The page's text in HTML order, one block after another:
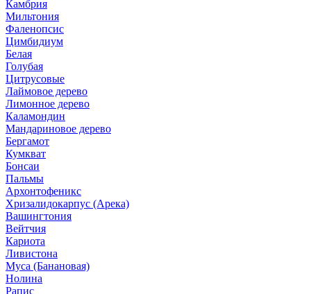
Камбрия
Мильтония
Фаленопсис
Цимбидиум
Белая
Голубая
Цитрусовые
Лаймовое дерево
Лимонное дерево
Каламондин
Мандариновое дерево
Бергамот
Кумкват
Бонсаи
Пальмы
Архонтофеникс
Хризалидокарпус (Арека)
Вашингтония
Вейтчия
Кариота
Ливистона
Муса (Банановая)
Нолина
Рапис